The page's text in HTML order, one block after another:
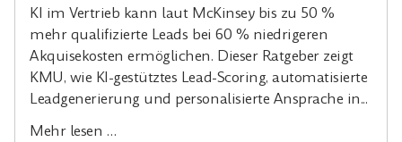
KI im Vertrieb kann laut McKinsey bis zu 50 %
mehr qualifizierte Leads bei 60 % niedrigeren
Akquisekosten ermöglichen. Dieser Ratgeber zeigt
KMU, wie KI-gestütztes Lead-Scoring, automatisierte
Leadgenerierung und personalisierte Ansprache in...
Mehr lesen …